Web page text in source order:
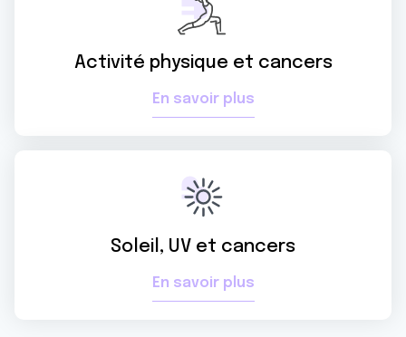
Activité physique et cancers
En savoir plus
Soleil, UV et cancers
En savoir plus